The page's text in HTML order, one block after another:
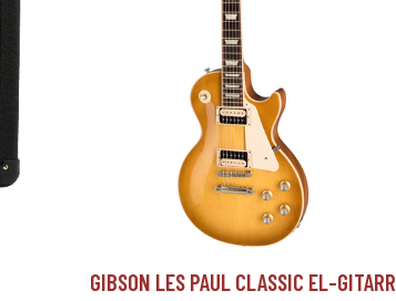
GIBSON LES PAUL CLASSIC EL-GITARR